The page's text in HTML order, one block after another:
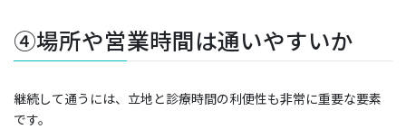
④場所や営業時間は通いやすいか
継続して通うには、立地と診療時間の利便性も非常に重要な要素
です。